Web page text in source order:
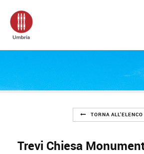
TORNA ALL'ELENCO
Trevi Chiesa